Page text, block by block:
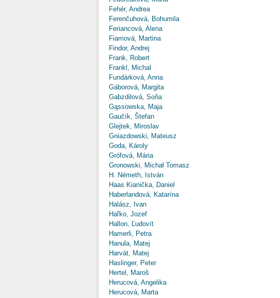
Fehér, Andrea
Ferenčuhová, Bohumila
Feriancová, Alena
Fiamová, Martina
Findor, Andrej
Frank, Robert
Frankl, Michal
Fundárková, Anna
Gáborová, Margita
Gabzdilová, Soňa
Gąssowska, Maja
Gaučík, Štefan
Glejtek, Miroslav
Gniazdowski, Mateusz
Goda, Károly
Grófová, Mária
Gronowski, Michał Tomasz
H. Németh, István
Haas Kianička, Daniel
Haberlandová, Katarína
Halász, Ivan
Haľko, Jozef
Hallon, Ľudovít
Hamerli, Petra
Hanula, Matej
Harvát, Matej
Haslinger, Peter
Hertel, Maroš
Herucová, Angelika
Herucová, Marta